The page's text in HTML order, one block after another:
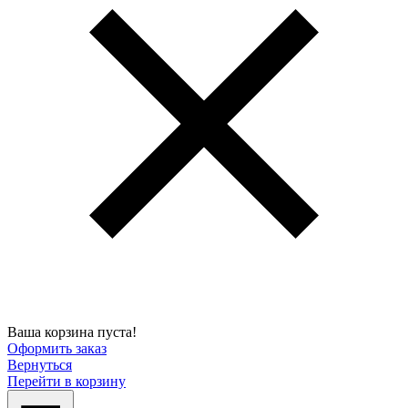
Ваша корзина пуста!
Оформить заказ
Вернуться
Перейти в корзину